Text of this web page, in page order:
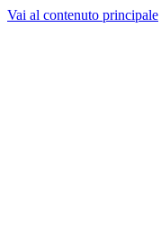
Vai al contenuto principale